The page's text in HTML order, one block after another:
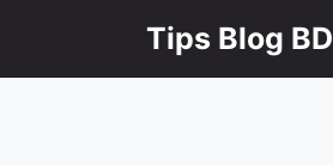
content
Tips Blog BD